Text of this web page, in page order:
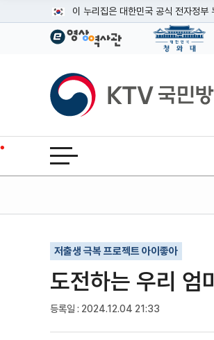
이 누리집은 대한민국 공식 전자정부
공식 누리집 주소 확인하기
이밖에 or.kr 또는 .kr등 다른 도메인
운영중인 공식 누리집보기
KTV국민방송
전체메뉴 열기
저출생 극복 프로젝트 아이좋아
도전하는 우리 엄
등록일 : 2024.12.04 21:33
기사인쇄
글자확대
글자축소